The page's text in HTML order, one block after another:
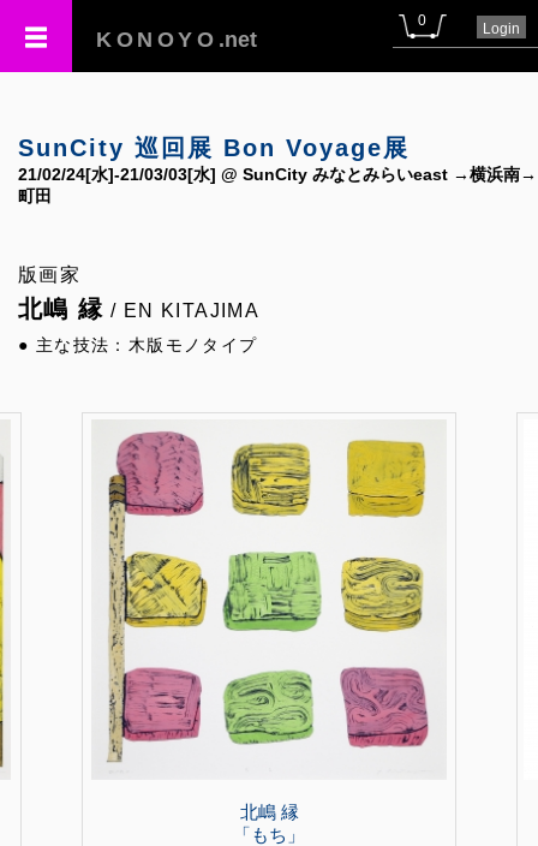
KONOYO .net
0 Login
SunCity 巡回展 Bon Voyage展
21/02/24[水]-21/03/03[水] @ SunCity みなとみらいeast →横浜南→
町田
版画家
北嶋 縁 / EN KITAJIMA
● 主な技法：木版モノタイプ
北嶋 縁
「もち」